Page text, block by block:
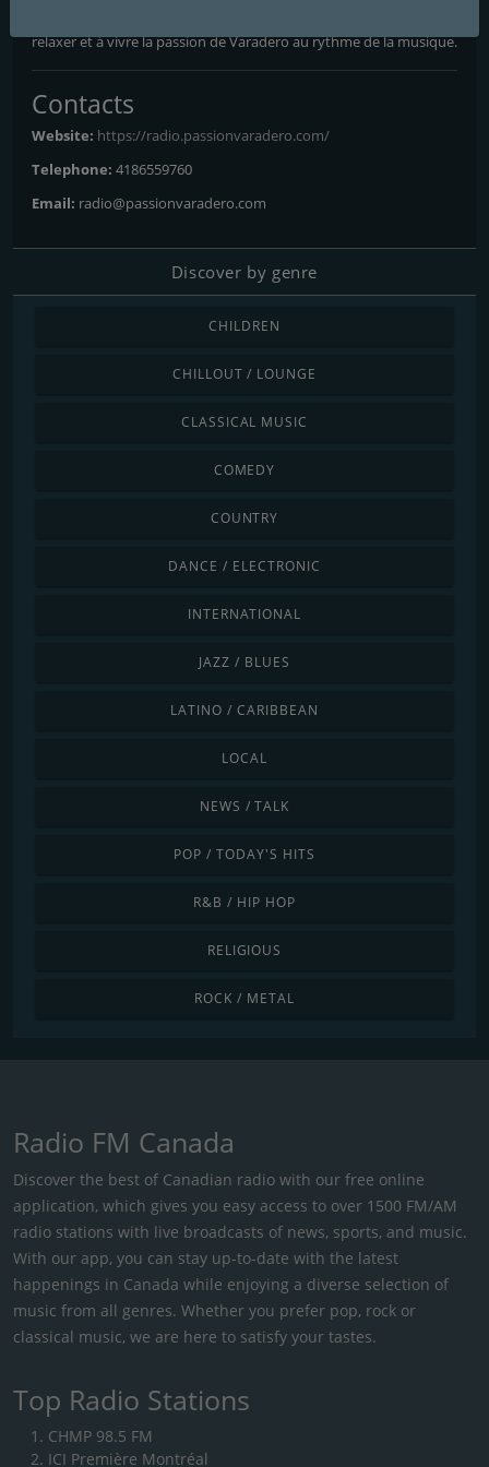
relaxer et à vivre la passion de Varadero au rythme de la musique.
Contacts
Website: https://radio.passionvaradero.com/
Telephone: 4186559760
Email: radio@passionvaradero.com
Discover by genre
CHILDREN
CHILLOUT / LOUNGE
CLASSICAL MUSIC
COMEDY
COUNTRY
DANCE / ELECTRONIC
INTERNATIONAL
JAZZ / BLUES
LATINO / CARIBBEAN
LOCAL
NEWS / TALK
POP / TODAY'S HITS
R&B / HIP HOP
RELIGIOUS
ROCK / METAL
Radio FM Canada
Discover the best of Canadian radio with our free online
application, which gives you easy access to over 1500 FM/AM
radio stations with live broadcasts of news, sports, and music.
With our app, you can stay up-to-date with the latest
happenings in Canada while enjoying a diverse selection of
music from all genres. Whether you prefer pop, rock or
classical music, we are here to satisfy your tastes.
Top Radio Stations
CHMP 98.5 FM
ICI Première Montréal